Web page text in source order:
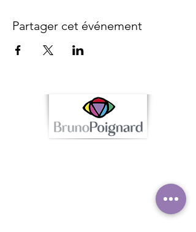
Partager cet événement